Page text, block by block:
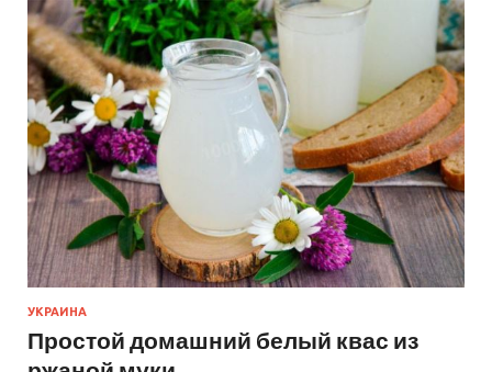
УКРАИНА
Простой домашний белый квас из